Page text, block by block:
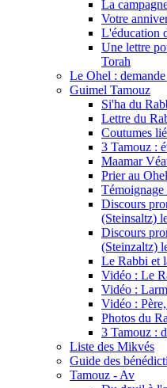
La
Votre
L'éducation
Une lettre
Torah
Le Ohel :
Guimel Tamouz
Si'ha du
Lettre du
Coutumes
3 Tamouz :
Maamar
Prier au Ohel
Discours
(Steinsaltz)
Discours
(Steinzaltz)
Le Rabbi et
Vidéo : Le
Vidéo :
Vidéo :
Photos du
3 Tamouz :
Liste des Mikvés
Guide des
Tamouz - Av